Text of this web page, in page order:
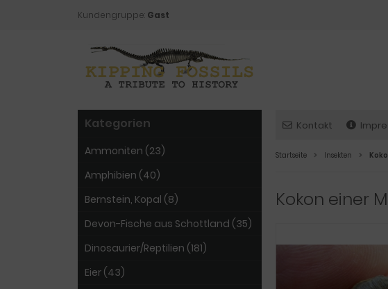
Kundengruppe: Gast
Kontakt
Startseite Insekten
Kokon einer
Kategorien
Ammoniten (23)
Amphibien (40)
Bernstein, Kopal (8)
Devon-Fische aus Schottland (35)
Dinosaurier/Reptilien (181)
Eier (43)